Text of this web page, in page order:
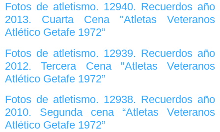
Fotos de atletismo. 12940. Recuerdos año
2013. Cuarta Cena "Atletas Veteranos
Atlético Getafe 1972”
Fotos de atletismo. 12939. Recuerdos año
2012. Tercera Cena "Atletas Veteranos
Atlético Getafe 1972”
Fotos de atletismo. 12938. Recuerdos año
2010. Segunda cena “Atletas Veteranos
Atlético Getafe 1972”